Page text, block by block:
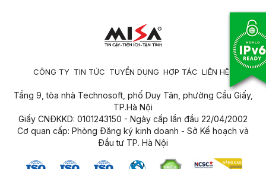
CÔNG TY TIN TỨC TUYỂN DỤNG HỢP TÁC LIÊN HỆ
Tầng 9, tòa nhà Technosoft, phố Duy Tân, phường Cầu Giấy,
TP.Hà Nội
Giấy CNĐKKD: 0101243150 - Ngày cấp lần đầu 22/04/2002
Cơ quan cấp: Phòng Đăng ký kinh doanh - Sở Kế hoạch và
Đầu tư TP. Hà Nội